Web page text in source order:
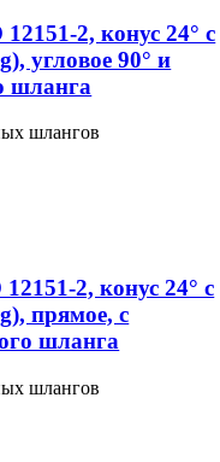
2, конус 24° с
угловое 90° и
шланга
шлангов
2, конус 24° с
прямое, с
шланга
шлангов